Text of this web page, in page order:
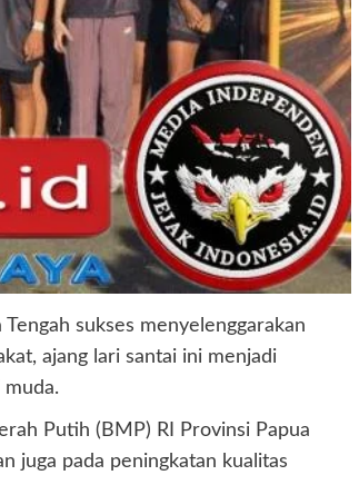
sukses menyelenggarakan
ajang lari santai ini menjadi
Putih (BMP) RI Provinsi Papua
juga pada peningkatan kualitas